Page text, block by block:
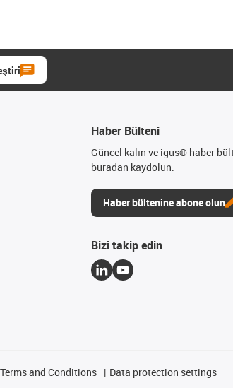
Haber Bülteni
Güncel kalın ve igus® haber
buradan kaydolun.
Haber bültenine abone olun
Bizi takip edin
Terms and Conditions Data protection settings